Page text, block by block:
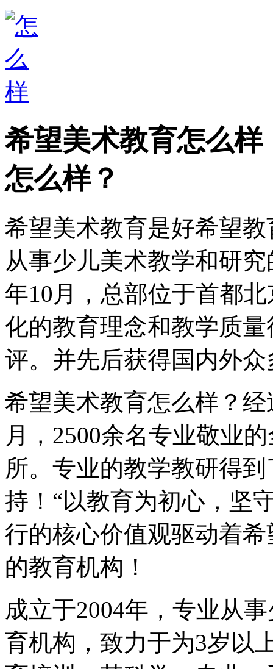
希望美术教育怎么
怎么样？
希望美术教育是好希望
从事少儿美术教学和研
年10月，总部位于首都
化的教育理念和教学质
评。并先后获得国内外
希望美术教育怎么样？
月，2500余名专业敬业
所。专业的教学教研得
持！“以教育为初心，坚
行的核心价值观驱动着
的教育机构！
成立于2004年，专业从
育机构，致力于为3岁以